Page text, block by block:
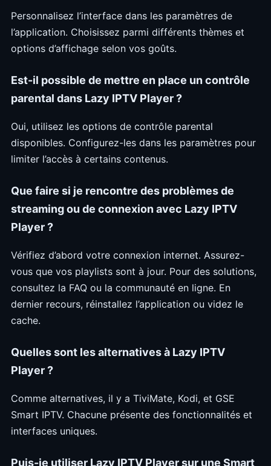
Personnalisez l’interface dans les paramètres de
l’application. Choisissez parmi différents thèmes et
options d’affichage selon vos goûts.
Est-il possible de mettre en place un contrôle
parental dans Lazy IPTV Player ?
Oui, utilisez les options de contrôle parental
disponibles. Configurez-les dans les paramètres pour
limiter l’accès à certains contenus.
Que faire si je rencontre des problèmes de
streaming ou de connexion avec Lazy IPTV
Player ?
Vérifiez d’abord votre connexion internet. Assurez-
vous que vos playlists sont à jour. Pour des solutions,
consultez la FAQ ou la communauté en ligne. En
dernier recours, réinstallez l’application ou videz le
cache.
Quelles sont les alternatives à Lazy IPTV
Player ?
Comme alternatives, il y a TiviMate, Kodi, et GSE
Smart IPTV. Chacune présente des fonctionnalités et
interfaces uniques.
Puis-je utiliser Lazy IPTV Player sur une Smart